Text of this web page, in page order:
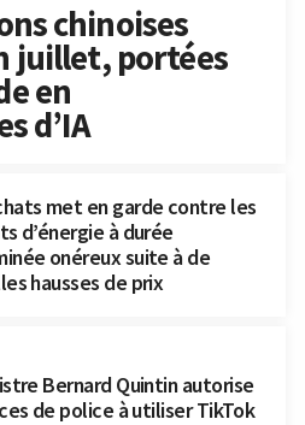
chinoises
juillet, portées
en
d’IA
met en garde contre les
d’énergie à durée
onéreux suite à de
hausses de prix
Bernard Quintin autorise
de police à utiliser TikTok